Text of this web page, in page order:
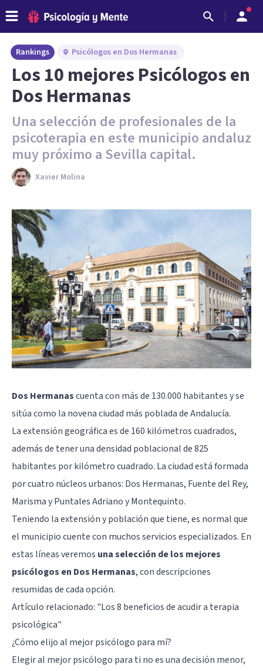
Rankings Psicólogos en Dos Hermanas
Los 10 mejores Psicólogos en
Dos Hermanas
Una selección de profesionales de la
psicoterapia en este municipio andaluz
muy próximo a Sevilla capital.
Xavier Molina
Dos Hermanascuenta con más de 130.000 habitantes y se
sitúa como la novena ciudad más poblada de Andalucía.
La extensión geográfica es de 160 kilómetros cuadrados,
además de tener una densidad poblacional de 825
habitantes por kilómetro cuadrado. La ciudad está formada
por cuatro núcleos urbanos: Dos Hermanas, Fuente del Rey,
Marisma y Puntales Adriano y Montequinto.
Teniendo la extensión y población que tiene, es normal que
el municipio cuente con muchos servicios especializados. En
estas líneas veremos una selección de los mejores
psicólogos en Dos Hermanas, con descripciones
resumidas de cada opción.
Artículo relacionado: "Los 8 beneficios de acudir a terapia
psicológica"
¿Cómo elijo al mejor psicólogo para mí?
Elegir al mejor psicólogo para ti no es una decisión menor,